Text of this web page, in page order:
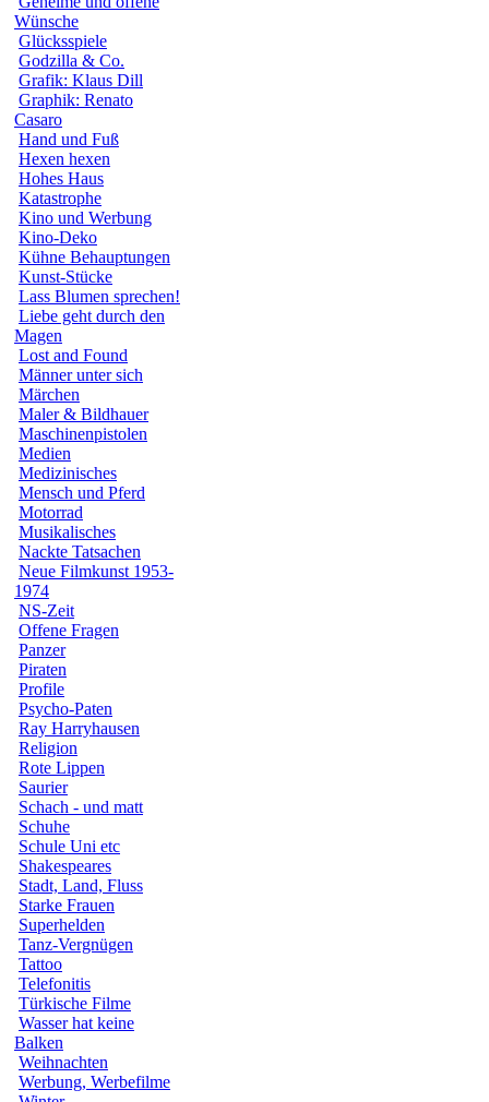
Wünsche
Glücksspiele
Godzilla & Co.
Grafik: Klaus Dill
Graphik: Renato
Casaro
Hand und Fuß
Hexen hexen
Hohes Haus
Katastrophe
Kino und Werbung
Kino-Deko
Kühne Behauptungen
Kunst-Stücke
Lass Blumen sprechen!
Liebe geht durch den
Magen
Lost and Found
Männer unter sich
Märchen
Maler & Bildhauer
Maschinenpistolen
Medien
Medizinisches
Mensch und Pferd
Motorrad
Musikalisches
Nackte Tatsachen
Neue Filmkunst 1953-
1974
NS-Zeit
Offene Fragen
Panzer
Piraten
Profile
Psycho-Paten
Ray Harryhausen
Religion
Rote Lippen
Saurier
Schach - und matt
Schuhe
Schule Uni etc
Shakespeares
Stadt, Land, Fluss
Starke Frauen
Superhelden
Tanz-Vergnügen
Tattoo
Telefonitis
Türkische Filme
Wasser hat keine
Balken
Weihnachten
Werbung, Werbefilme